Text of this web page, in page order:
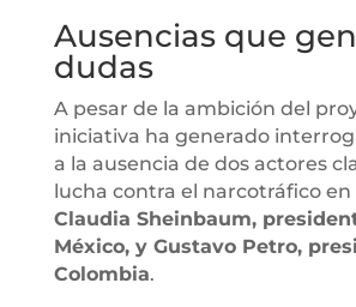
Ausencias que
dudas
A pesar de la ambición del
iniciativa ha generado
a la ausencia de dos actores
lucha contra el narcotráfico en
Claudia Sheinbaum,
México, y Gustavo Petro,
Colombia.